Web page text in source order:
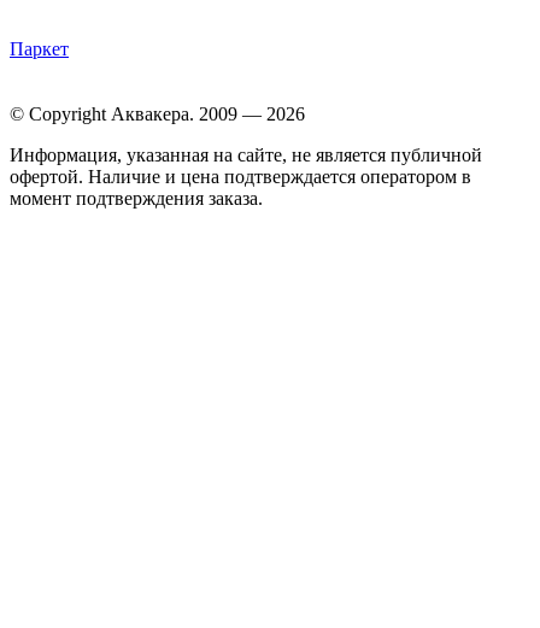
Паркет
© Copyright Аквакера. 2009 — 2026
Информация, указанная на сайте, не является публичной
офертой. Наличие и цена подтверждается оператором в
момент подтверждения заказа.